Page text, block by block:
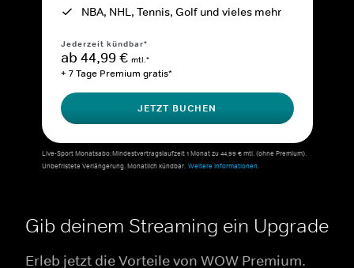
NBA, NHL, Tennis, Golf und vieles mehr
Jederzeit kündbar*
ab 44,99 € mtl.*
+ 7 Tage Premium gratis*
JETZT BUCHEN
Live-Sport Monatsabo: Mindestvertragslaufzeit 1 Monat zu 44,99 € mtl. (ohne Premium).
Unbefristete Verlängerung. Monatlich kündbar. Weitere Informationen.
Gib deinem Streaming ein Upgrade
Erleb jetzt die Vorteile von WOW Premium.